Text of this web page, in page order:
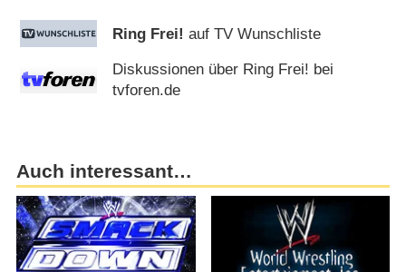
Ring Frei! auf TV Wunschliste
Diskussionen über Ring Frei! bei
tvforen.de
Auch interessant…